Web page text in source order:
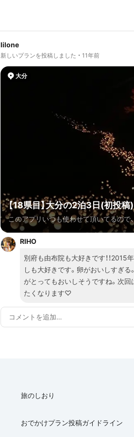
lilone
新しいプランを投稿しました 11年前
大分
【18県目】大分の2泊3日(初投稿)
このアプリいつも使わせて頂いてるので
旅行は気まぐれで3連休を使って大分に
でした。 私のプロフィールに他の情報も
いね♪
RIHO
別府も由布院も大好きです！！
しも大好きです。卵がおいしすぎ
がとってもおいしそうですね。次
たくなります♡
旅のしおり
おでかけプラン投稿ガイドライン